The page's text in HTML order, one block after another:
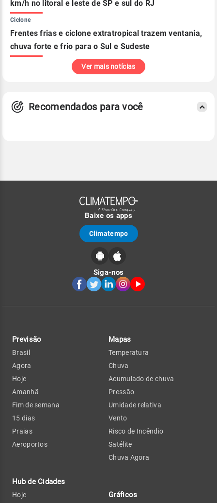
km/h no litoral e leste de SP e sul do RJ
Ciclone
Frentes frias e ciclone extratropical trazem ventania,
chuva forte e frio para o Sul e Sudeste
Ver mais notícias
Recomendados para você
Baixe os apps
Climatempo
Siga-nos
Previsão
Brasil
Agora
Hoje
Amanhã
Fim de semana
15 dias
Praias
Aeroportos
Hub de Cidades
Hoje
Mapas
Temperatura
Chuva
Acumulado de chuva
Pressão
Umidade relativa
Vento
Risco de Incêndio
Satélite
Chuva Agora
Gráficos